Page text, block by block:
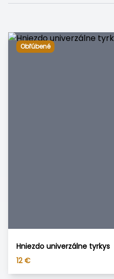
Obľúbené
Hniezdo univerzálne tyrkys
12 €